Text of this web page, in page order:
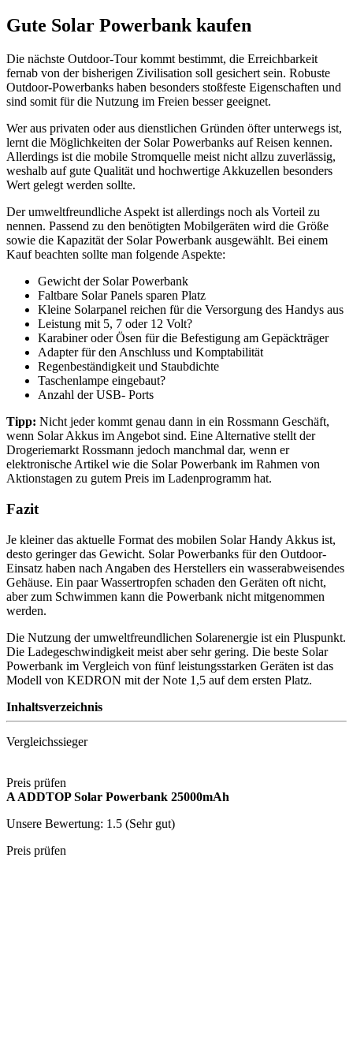
Gute Solar Powerbank kaufen
Die nächste Outdoor-Tour kommt bestimmt, die Erreichbarkeit
fernab von der bisherigen Zivilisation soll gesichert sein. Robuste
Outdoor-Powerbanks haben besonders stoßfeste Eigenschaften und
sind somit für die Nutzung im Freien besser geeignet.
Wer aus privaten oder aus dienstlichen Gründen öfter unterwegs ist,
lernt die Möglichkeiten der Solar Powerbanks auf Reisen kennen.
Allerdings ist die mobile Stromquelle meist nicht allzu zuverlässig,
weshalb auf gute Qualität und hochwertige Akkuzellen besonders
Wert gelegt werden sollte.
Der umweltfreundliche Aspekt ist allerdings noch als Vorteil zu
nennen. Passend zu den benötigten Mobilgeräten wird die Größe
sowie die Kapazität der Solar Powerbank ausgewählt. Bei einem
Kauf beachten sollte man folgende Aspekte:
Gewicht der Solar Powerbank
Faltbare Solar Panels sparen Platz
Kleine Solarpanel reichen für die Versorgung des Handys aus
Leistung mit 5, 7 oder 12 Volt?
Karabiner oder Ösen für die Befestigung am Gepäckträger
Adapter für den Anschluss und Komptabilität
Regenbeständigkeit und Staubdichte
Taschenlampe eingebaut?
Anzahl der USB- Ports
Tipp: Nicht jeder kommt genau dann in ein Rossmann Geschäft,
wenn Solar Akkus im Angebot sind. Eine Alternative stellt der
Drogeriemarkt Rossmann jedoch manchmal dar, wenn er
elektronische Artikel wie die Solar Powerbank im Rahmen von
Aktionstagen zu gutem Preis im Ladenprogramm hat.
Fazit
Je kleiner das aktuelle Format des mobilen Solar Handy Akkus ist,
desto geringer das Gewicht. Solar Powerbanks für den Outdoor-
Einsatz haben nach Angaben des Herstellers ein wasserabweisendes
Gehäuse. Ein paar Wassertropfen schaden den Geräten oft nicht,
aber zum Schwimmen kann die Powerbank nicht mitgenommen
werden.
Die Nutzung der umweltfreundlichen Solarenergie ist ein Pluspunkt.
Die Ladegeschwindigkeit meist aber sehr gering. Die beste Solar
Powerbank im Vergleich von fünf leistungsstarken Geräten ist das
Modell von KEDRON mit der Note 1,5 auf dem ersten Platz.
Inhaltsverzeichnis
Vergleichssieger
Preis prüfen
A ADDTOP Solar Powerbank 25000mAh
Unsere Bewertung: 1.5 (Sehr gut)
Preis prüfen